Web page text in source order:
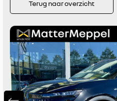
Terug naar overzicht